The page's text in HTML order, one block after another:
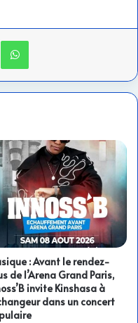
WhatsApp
: Avant le rendez-
de l’Arena Grand Paris,
invite Kinshasa à
dans un concert